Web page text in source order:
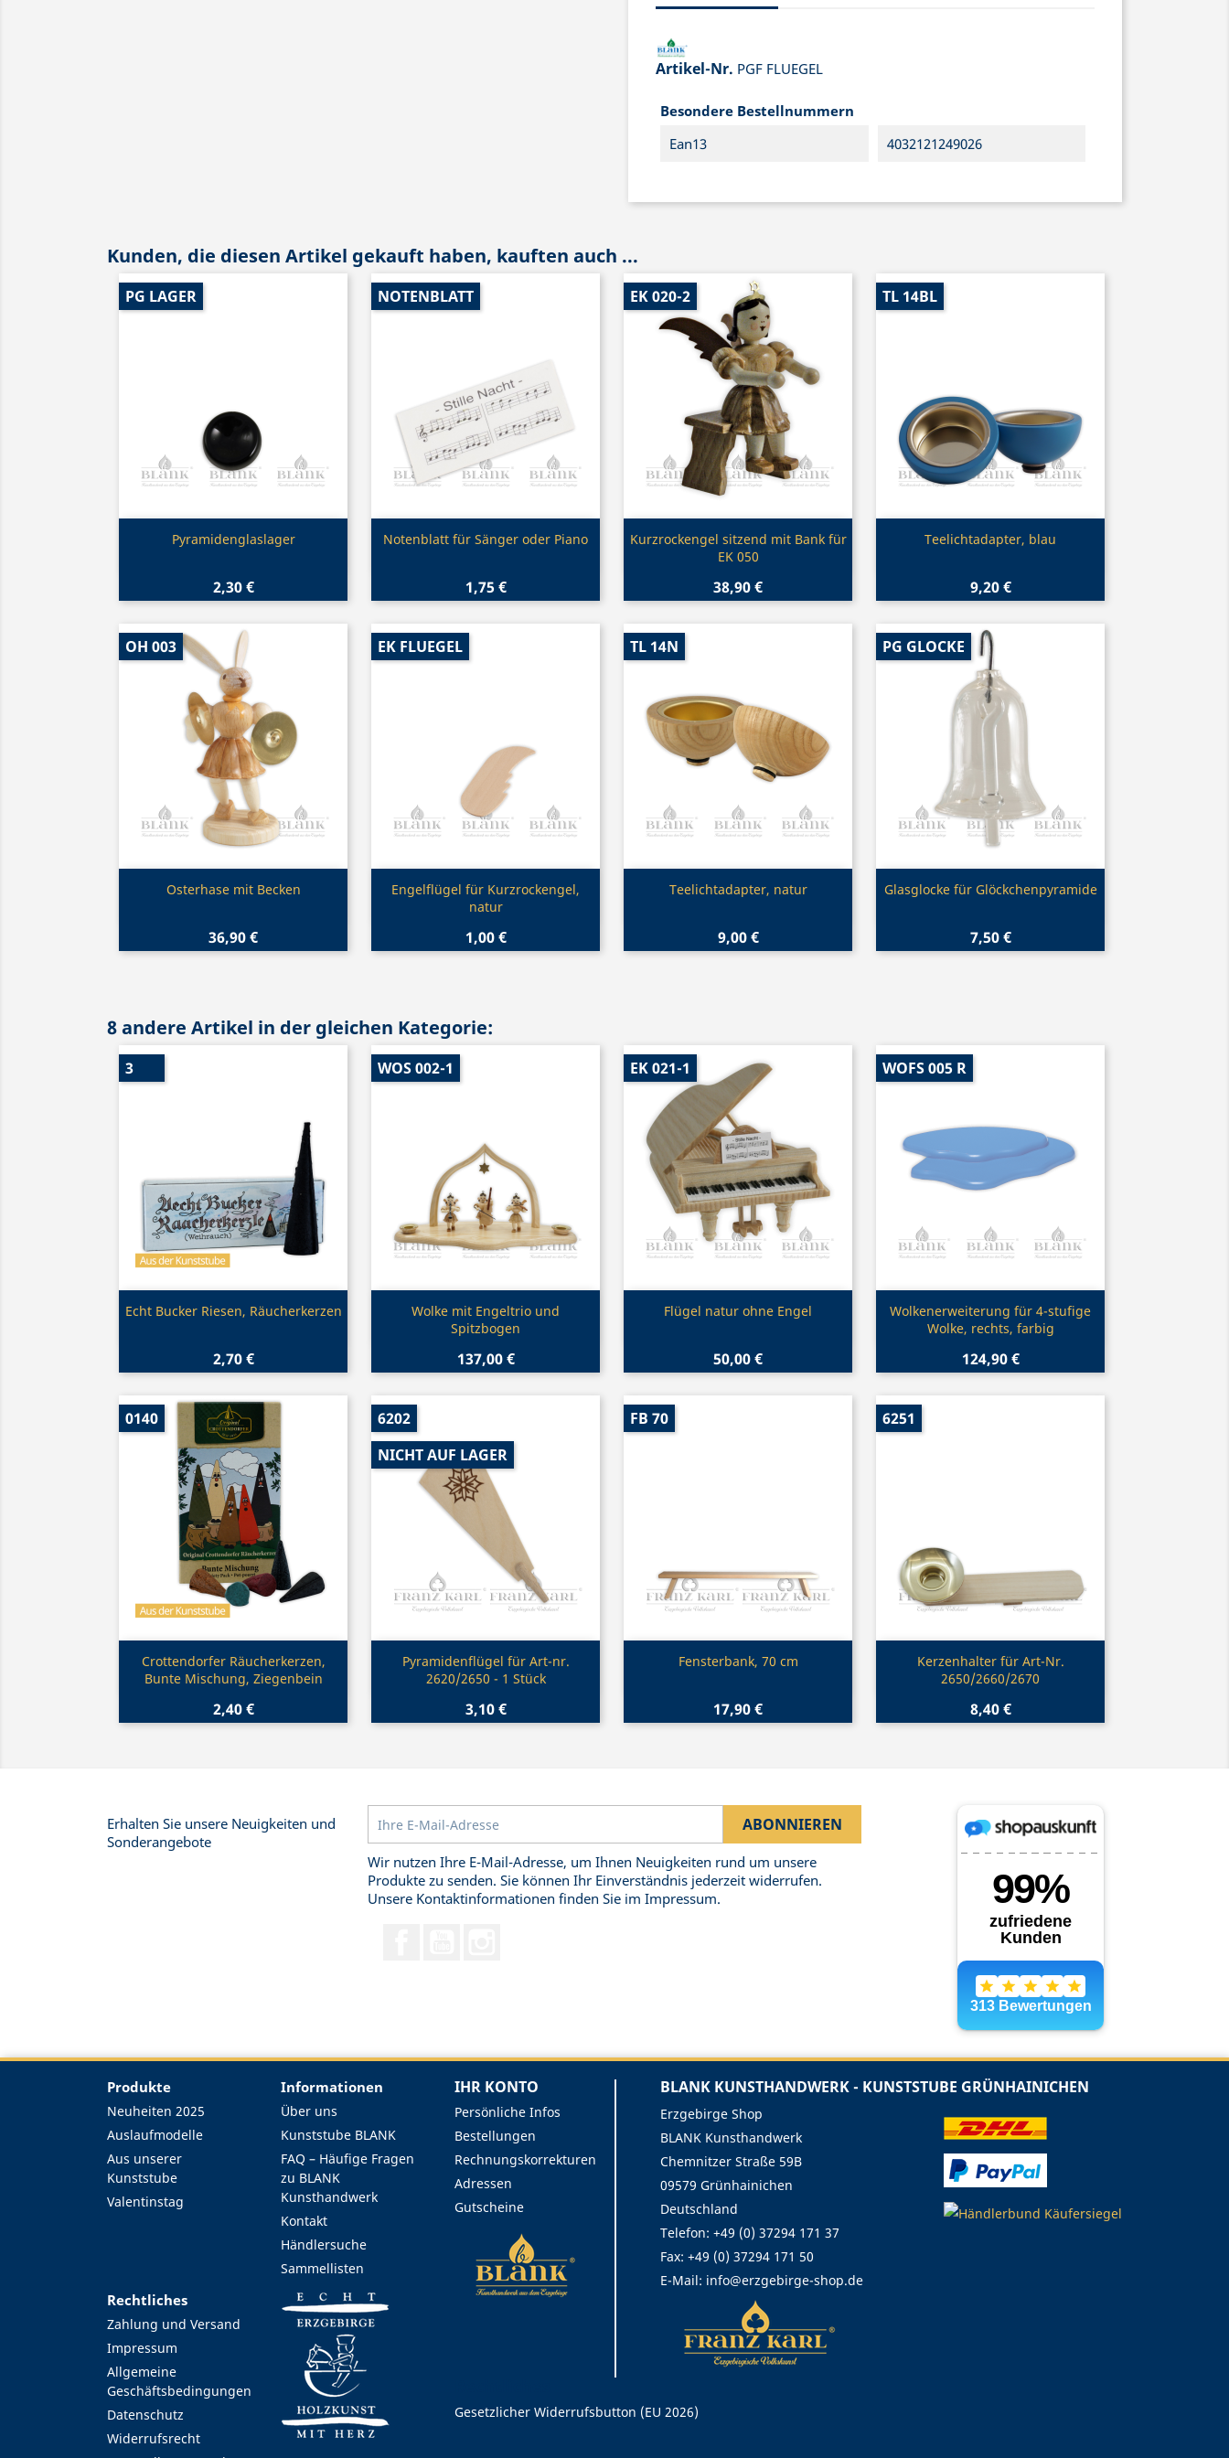
Artikel-Nr. PGF FLUEGEL
Besondere Bestellnummern
Ean13
4032121249026
Kunden, die diesen Artikel gekauft haben, kauften auch ...
Vorschau
Pyramidenglaslager
2,30 €
PG LAGER
Vorschau
Notenblatt für Sänger oder Piano
1,75 €
NOTENBLATT
Vorschau
Kurzrockengel sitzend mit Bank für
EK 050
38,90 €
EK 020-2
Vorschau
Teelichtadapter, blau
9,20 €
TL 14BL
Vorschau
Osterhase mit Becken
36,90 €
OH 003
 Vorschau
Engelflügel für Kurzrockengel,
natur
1,00 €
EK FLUEGEL
Vorschau
Teelichtadapter, natur
9,00 €
TL 14N
Vorschau
Glasglocke für Glöckchenpyramide
7,50 €
PG GLOCKE
8 andere Artikel in der gleichen Kategorie:
Vorschau
Echt Bucker Riesen, Räucherkerzen
2,70 €
3
Vorschau
Wolke mit Engeltrio und
Spitzbogen
137,00 €
WOS 002-1
Vorschau
Flügel natur ohne Engel
50,00 €
EK 021-1
Vorschau
Wolkenerweiterung für 4-stufige
Wolke, rechts, farbig
124,90 €
WOFS 005 R
Vorschau
Crottendorfer Räucherkerzen,
Bunte Mischung, Ziegenbein
2,40 €
0140
Vorschau
Pyramidenflügel für Art-nr.
2620/2650 - 1 Stück
3,10 €
6202
NICHT AUF LAGER
Vorschau
Fensterbank, 70 cm
17,90 €
FB 70
Vorschau
Kerzenhalter für Art-Nr.
2650/2660/2670
8,40 €
6251
Erhalten Sie unsere Neuigkeiten und
Sonderangebote
Wir nutzen Ihre E-Mail-Adresse, um Ihnen Neuigkeiten rund um unsere
Produkte zu senden. Sie können Ihr Einverständnis jederzeit widerrufen.
Unsere Kontaktinformationen finden Sie im Impressum.
Produkte
Neuheiten 2025
Auslaufmodelle
Aus unserer
Kunststube
Valentinstag
Informationen
Über uns
Kunststube BLANK
FAQ – Häufige Fragen
zu BLANK
Kunsthandwerk
Kontakt
Händlersuche
Sammellisten
Rechtliches
Zahlung und Versand
Impressum
Allgemeine
Geschäftsbedingungen
Datenschutz
Widerrufsrecht
IHR KONTO
Persönliche Infos
Bestellungen
Rechnungskorrekturen
Adressen
Gutscheine
BLANK KUNSTHANDWERK - KUNSTSTUBE GRÜNHAINICHEN
Erzgebirge Shop
BLANK Kunsthandwerk
Chemnitzer Straße 59B
09579 Grünhainichen
Deutschland
Telefon: +49 (0) 37294 171 37
Fax: +49 (0) 37294 171 50
E-Mail: info@erzgebirge-shop.de
Gesetzlicher Widerrufsbutton (EU 2026)